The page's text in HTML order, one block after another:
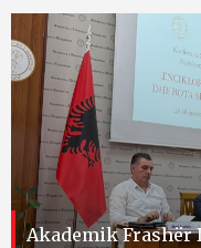
Akademik Frashër